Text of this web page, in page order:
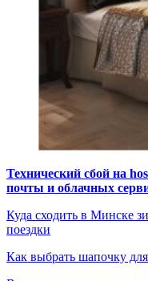
Технический сбой на
почты и облачных
Куда сходить в Минске
поездки
Как выбрать шапочку